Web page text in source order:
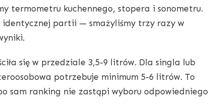
termometru kuchennego, stopera i sonometru.
partii — smażyliśmy trzy razy w
się w przedziale 3,5-9 litrów. Dla singla lub
potrzebuje minimum 5-6 litrów. To
sam ranking nie zastąpi wyboru odpowiedniego